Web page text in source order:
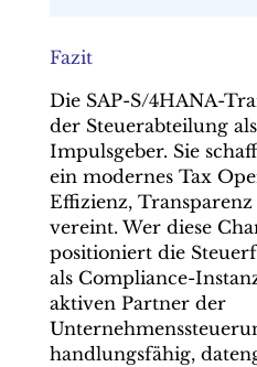
Fazit
Die SAP-S/4HANA-
der Steuerabteilung
Impulsgeber. Sie
ein modernes Tax
Effizienz,
vereint. Wer diese
positioniert die
als Compliance-
aktiven Partner der
handlungsfähig,